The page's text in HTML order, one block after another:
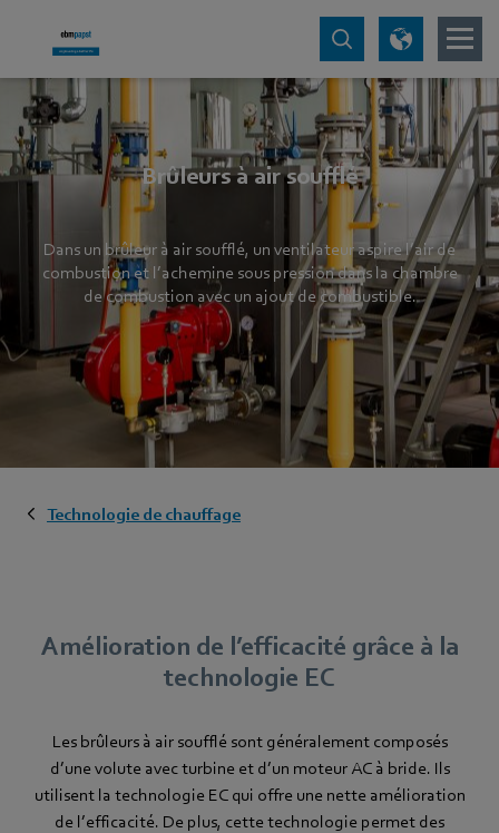
Brûleurs à air soufflé
Dans un brûleur à air soufflé, un ventilateur aspire l’air de
combustion et l’achemine sous pression dans la chambre
de combustion avec un ajout de combustible.
Technologie de chauffage
Amélioration de l’efficacité grâce à la
technologie EC
Les brûleurs à air soufflé sont généralement composés
d’une volute avec turbine et d’un moteur AC à bride. Ils
utilisent la technologie EC qui offre une nette amélioration
de l’efficacité. De plus, cette technologie permet des